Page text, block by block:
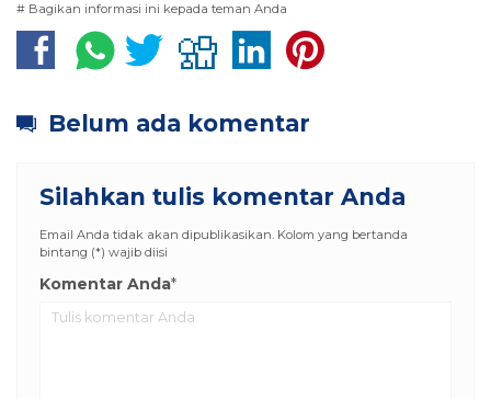
# Bagikan informasi ini kepada teman Anda
Belum ada komentar
Silahkan tulis komentar Anda
Email Anda tidak akan dipublikasikan. Kolom yang bertanda
bintang (*) wajib diisi
Komentar Anda*